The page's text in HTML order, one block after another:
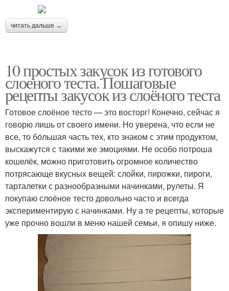
читать дальше →
10 простых закусок из готового
слоеного теста. Пошаговые
рецепты закусок из слоёного теста
Готовое слоёное тесто — это восторг! Конечно, сейчас я
говорю лишь от своего имени. Но уверена, что если не
все, то бо́льшая часть тех, кто знаком с этим продуктом,
выскажутся с такими же эмоциями. Не особо потроша
кошелёк, можно приготовить огромное количество
потрясающе вкусных вещей: слойки, пирожки, пироги,
тарталетки с разнообразными начинками, рулеты. Я
покупаю слоёное тесто довольно часто и всегда
экспериментирую с начинками. Ну а те рецепты, которые
уже прочно вошли в меню нашей семьи, я опишу ниже.